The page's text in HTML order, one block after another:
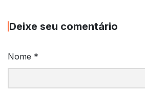
Deixe seu comentário
Nome *